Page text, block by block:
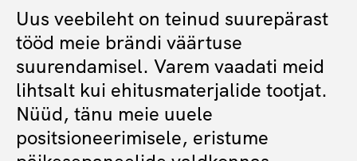
Uus veebileht on teinud suurepärast
tööd meie brändi väärtuse
suurendamisel. Varem vaadati meid
lihtsalt kui ehitusmaterjalide tootjat.
Nüüd, tänu meie uuele
positsioneerimisele, eristume